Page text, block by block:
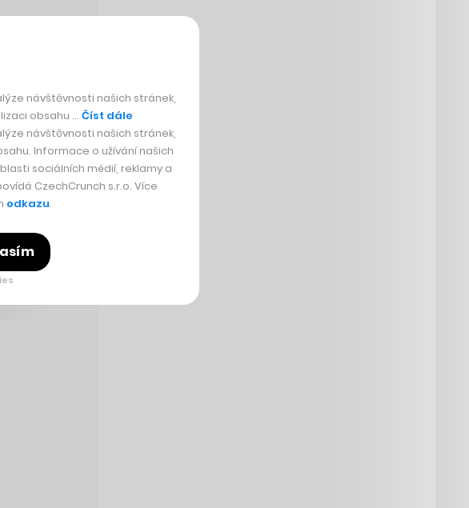
návštěvnosti našich stránek,
obsahu … Číst dále
návštěvnosti našich stránek,
Informace o užívání našich
sociálních médií, reklamy a
CzechCrunch s.r.o. Více
odkazu.